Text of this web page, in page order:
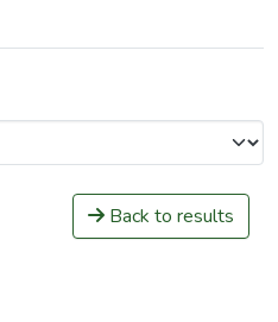
Back to results